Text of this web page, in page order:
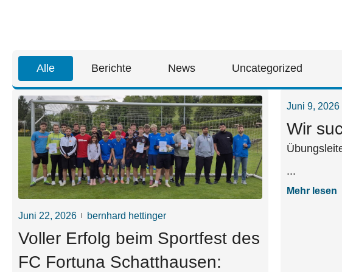
Berichte News Uncategorized
Alle
Juni 22, 2026 bernhard hettinger
Voller Erfolg beim Sportfest des
FC Fortuna Schatthausen:
Juni 9, 2026
Wir
...
Mehr lesen